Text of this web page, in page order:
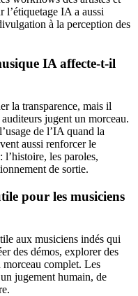
l’étiquetage IA a aussi
à la perception des
IA affecte-t-il
la transparence, mais il
jugent un morceau.
de l’IA quand la
aussi renforcer le
les paroles,
de sortie.
pour les musiciens
aux musiciens indés qui
des démos, explorer des
morceau complet. Les
jugement humain, de